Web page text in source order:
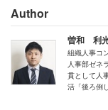
な活動です。かつ
う言葉を掲げまし
秀な人材を獲得す
を認め、ごまか
解をしてもらうこ
Author
曽和 利
組織人事コ
人事部ゼネ
貫として人
活「後ろ倒